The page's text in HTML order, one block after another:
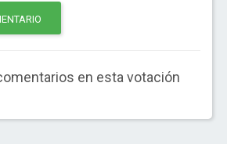
en esta votación